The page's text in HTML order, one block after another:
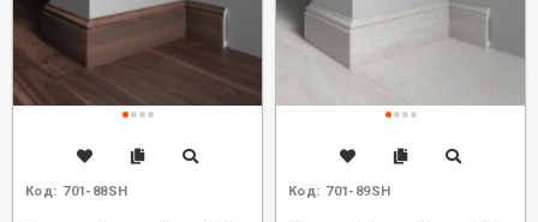
Код: 701-88SH Код: 701-89SH